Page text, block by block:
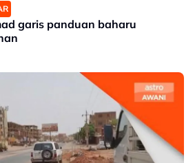
garis panduan baharu